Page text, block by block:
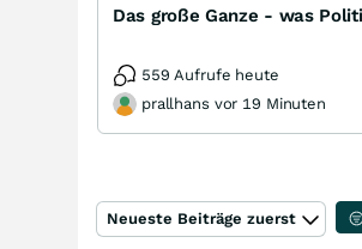
559 Aufrufe heute
prallhans vor 19 Minuten
Neueste Beiträge zuerst